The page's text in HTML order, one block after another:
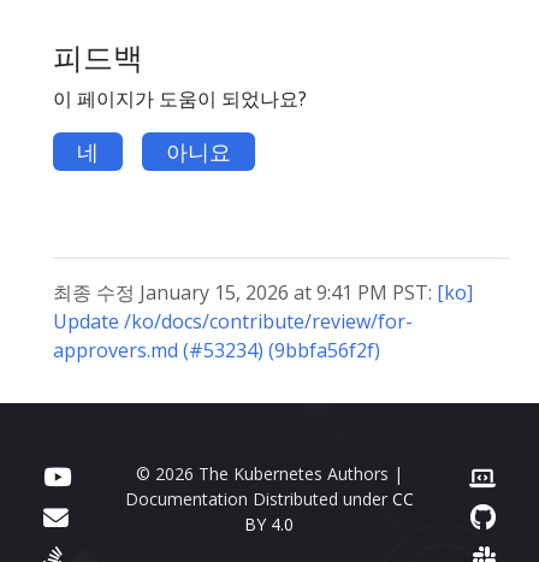
피드백
이 페이지가 도움이 되었나요?
네 아니요
최종 수정 January 15, 2026 at 9:41 PM PST: [ko]
Update /ko/docs/contribute/review/for-
approvers.md (#53234) (9bbfa56f2f)
© 2026 The Kubernetes Authors |
Documentation Distributed under CC
BY 4.0